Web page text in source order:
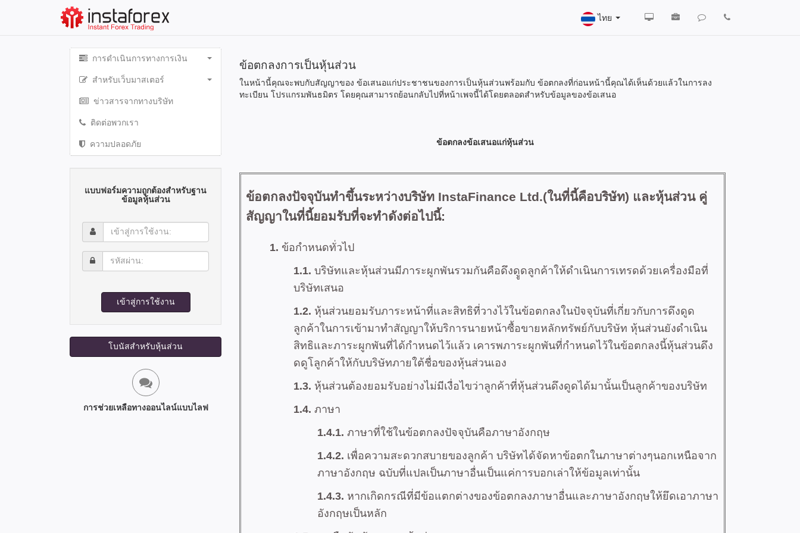
ไทย
การดำเนินการทางการเงิน
สำหรับเว็บมาสเตอร์
ข่าวสารจากทางบริษัท
ติดต่อพวกเรา
ความปลอดภัย
แบบฟอร์มความถูกต้องสำหรับฐาน
ข้อมูลหุ้นส่วน
เข้า
สู่
การ
ใช้
รหัส
ผ่าน:
เข้าสู่การใช้งาน
โบนัสสำหรับหุ้นส่วน
การช่วยเหลือทางออนไลน์แบบไลฟ
ข้อตกลงการเป็นหุ้นส่วน
ในหน้านี้คุณจะพบกับสัญญาของ ข้อเสนอแก่ประชาชนของการเป็นหุ้นส่วนพร้อมกับ ข้อตกลงที่ก่อนหน้านี้คุณได้เห็นด้วยแล้วในการลง
ทะเบียน โปรแกรมพันธมิตร โดยคุณสามารถย้อนกลับไปที่หน้าเพจนี้ได้โดยตลอดสำหรับข้อมูลของข้อเสนอ
ข้อตกลงข้อเสนอแก่หุ้นส่วน